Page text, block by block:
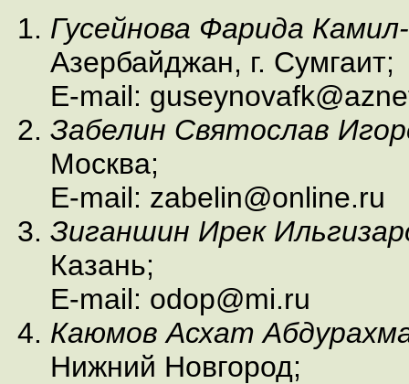
Гусейнова Фарида
Азербайджан, г. Сумгаит;
E-mail:
Забелин Святослав
Москва;
E-mail: zabelin@online.ru
Зиганшин Ирек
Казань;
E-mail: odop@mi.ru
Каюмов Асхат
Нижний Новгород;